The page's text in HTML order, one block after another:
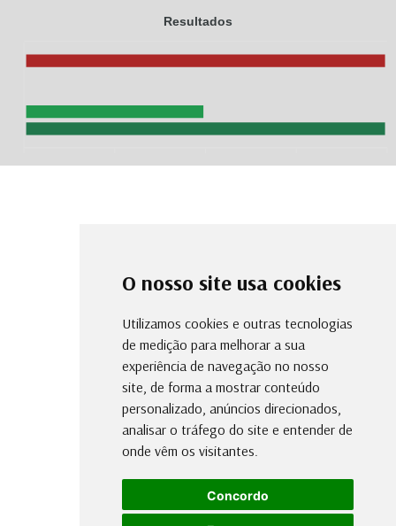
O nosso site usa cookies
Utilizamos cookies e outras tecnologias
de medição para melhorar a sua
experiência de navegação no nosso
site, de forma a mostrar conteúdo
personalizado, anúncios direcionados,
analisar o tráfego do site e entender de
onde vêm os visitantes.
Concordo
Resultados